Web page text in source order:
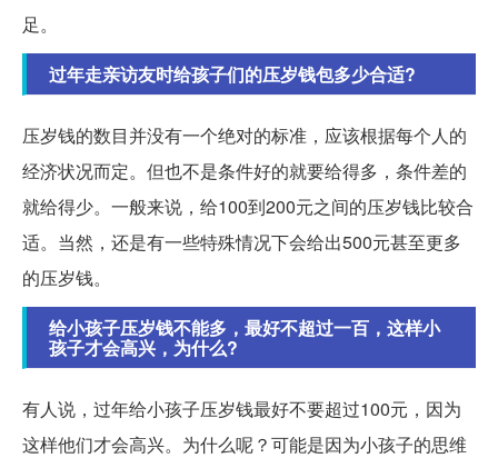
足。
过年走亲访友时给孩子们的压岁钱包多少合适?
压岁钱的数目并没有一个绝对的标准，应该根据每个人的
经济状况而定。但也不是条件好的就要给得多，条件差的
就给得少。一般来说，给100到200元之间的压岁钱比较合
适。当然，还是有一些特殊情况下会给出500元甚至更多
的压岁钱。
给小孩子压岁钱不能多，最好不超过一百，这样小
孩子才会高兴，为什么?
有人说，过年给小孩子压岁钱最好不要超过100元，因为
这样他们才会高兴。为什么呢？可能是因为小孩子的思维